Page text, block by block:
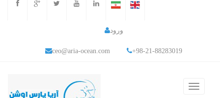
ورود
ceo@aria-ocean.com +98-21-88283019